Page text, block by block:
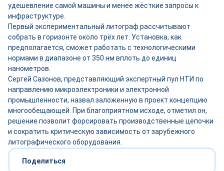
удешевление самой машины и менее жёсткие запросы к
инфраструктуре.
Первый экспериментальный литограф рассчитывают
собрать в горизонте около трёх лет. Установка, как
предполагается, сможет работать с технологическими
нормами в диапазоне от 350 нм вплоть до единиц
нанометров.
Сергей Сазонов, представляющий экспертный пул НТИ по
направлению микроэлектроники и электронной
промышленности, назвал заложенную в проект концепцию
многообещающей. При благоприятном исходе, отметил он,
решение позволит форсировать производственные цепочки
и сократить критическую зависимость от зарубежного
литографического оборудования.
Поделиться